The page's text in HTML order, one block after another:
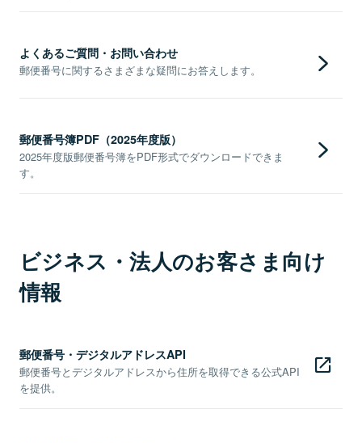
よくあるご質問・お問い合わせ
郵便番号に関するさまざまな疑問にお答えします。
郵便番号簿PDF（2025年度版）
2025年度版郵便番号簿をPDF形式でダウンロードできま
す。
ビジネス・法人のお客さま向け
情報
郵便番号・デジタルアドレスAPI
郵便番号とデジタルアドレスから住所を取得できる公式API
を提供。